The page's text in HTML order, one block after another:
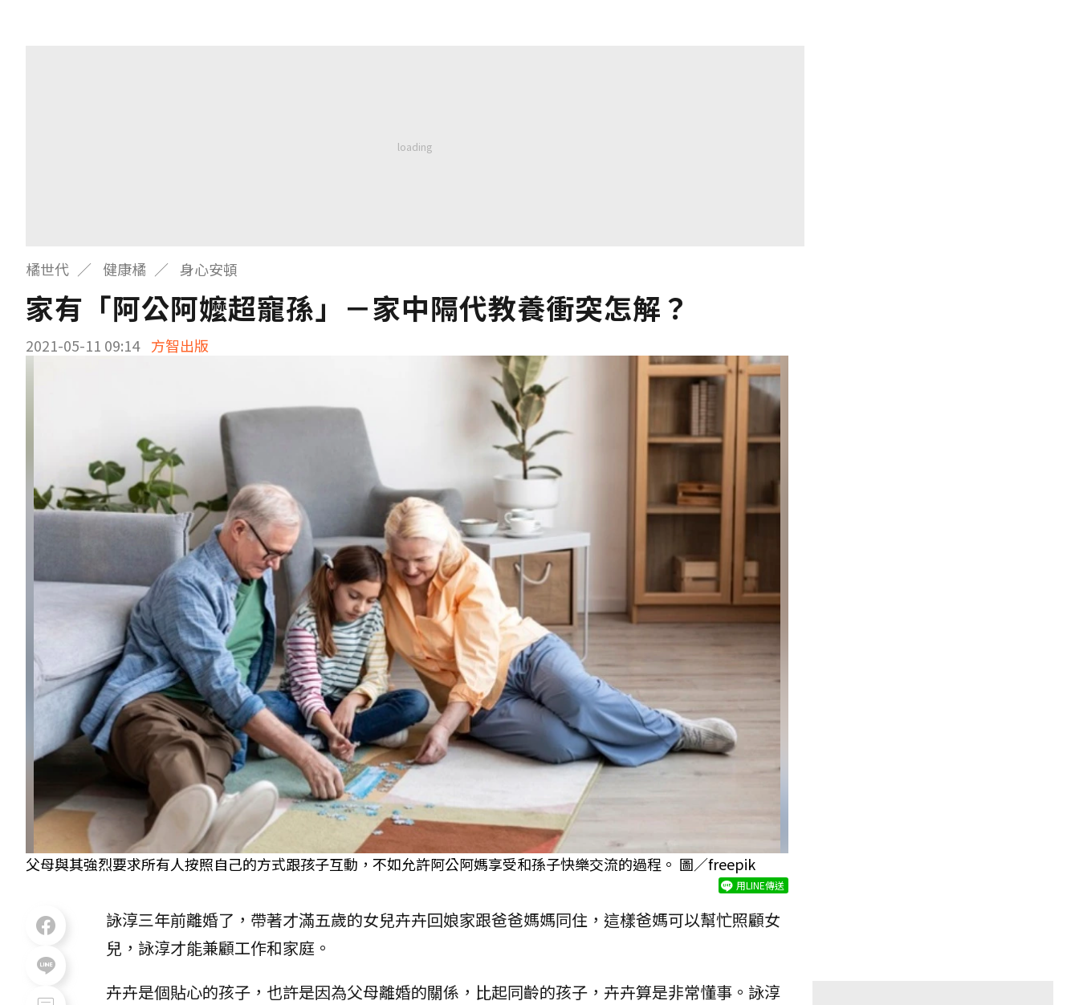
橘世代 健康橘 身心安頓
家有「阿公阿嬤超寵孫」－家中隔代教養衝突怎解？
2021-05-11 09:14 方智出版
父母與其強烈要求所有人按照自己的方式跟孩子互動，不如允許阿公阿媽享受和孫子快樂交流的過程。 圖／freepik
用LINE傳送
詠淳三年前離婚了，帶著才滿五歲的女兒卉卉回娘家跟爸爸媽媽同住，這樣爸媽可以幫忙照顧女
兒，詠淳才能兼顧工作和家庭。
卉卉是個貼心的孩子，也許是因為父母離婚的關係，比起同齡的孩子，卉卉算是非常懂事。詠淳